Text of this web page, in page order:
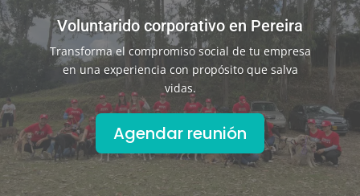
Voluntarido corporativo en Pereira
Transforma el compromiso social de tu empresa
en una experiencia con propósito que salva
vidas.
Agendar reunión